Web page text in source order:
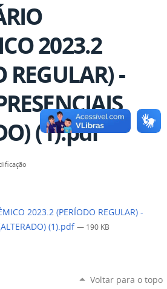
2023.2
REGULAR) -
(1).pdf
2023.2 (PERÍODO REGULAR) -
(1).pdf — 190 KB
Voltar para o topo